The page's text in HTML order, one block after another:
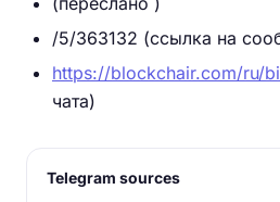
/5/363132 (ссылка на
https://blockchair.com/ru/
чата)
Telegram sources